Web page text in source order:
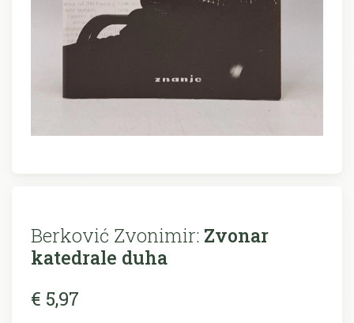
Berković Zvonimir: Zvonar
katedrale duha
€ 5,97